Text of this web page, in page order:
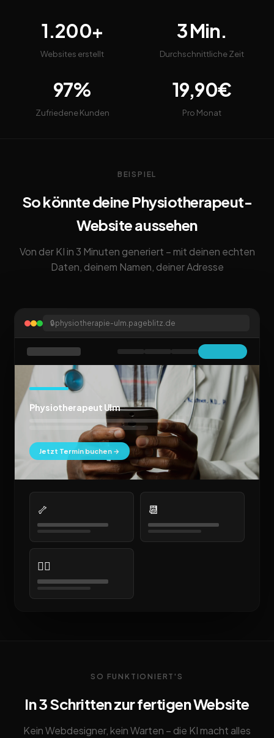
1.200+
Websites erstellt
3 Min.
Durchschnittliche Zeit
97%
Zufriedene Kunden
19,90€
Pro Monat
BEISPIEL
So könnte deine Physiotherapeut-
Website aussehen
Von der KI in 3 Minuten generiert – mit deinen echten
Daten, deinem Namen, deiner Adresse
🔒physiotherapie-ulm.pageblitz.de
Physiotherapeut Ulm
Jetzt Termin buchen →
🦴 📆
👩‍⚕️
SO FUNKTIONIERT'S
In 3 Schritten zur fertigen Website
Kein Webdesigner, kein Warten – die KI macht alles